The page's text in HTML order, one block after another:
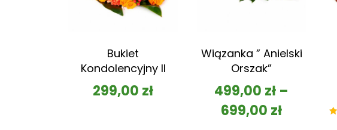
Bukiet
Kondolencyjny II
299,00 zł
Wiązanka ” Anielski
Orszak”
499,00 zł –
699,00 zł